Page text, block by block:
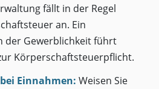
fällt in der Regel
an. Ein
der Gewerblichkeit führt
Körperschaftsteuerpflicht.
Einnahmen: Weisen Sie